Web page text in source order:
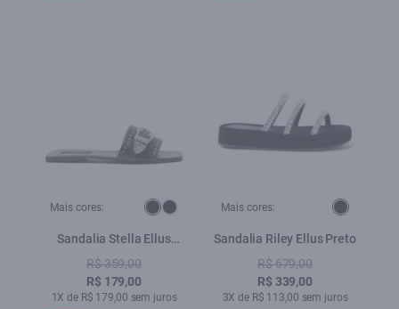
Mais cores:
Sandalia Stella Ellus
Preto
R$ 359,00
R$ 179,00
1X de R$ 179,00 sem juros
Mais cores:
Sandalia Riley Ellus Preto
R$ 679,00
R$ 339,00
3X de R$ 113,00 sem juros